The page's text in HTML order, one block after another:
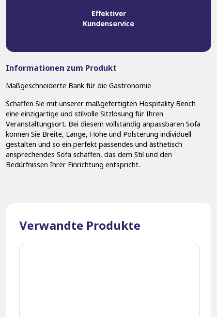
Effektiver
Kundenservice
Informationen zum Produkt
Maßgeschneiderte Bank für die Gastronomie
Schaffen Sie mit unserer maßgefertigten Hospitality Bench
eine einzigartige und stilvolle Sitzlösung für Ihren
Veranstaltungsort. Bei diesem vollständig anpassbaren Sofa
können Sie Breite, Länge, Höhe und Polsterung individuell
gestalten und so ein perfekt passendes und ästhetisch
ansprechendes Sofa schaffen, das dem Stil und den
Bedürfnissen Ihrer Einrichtung entspricht.
Verwandte Produkte